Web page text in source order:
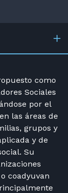
como
Sociales
por el
las áreas de
grupos y
y de
Su
coadyuvan